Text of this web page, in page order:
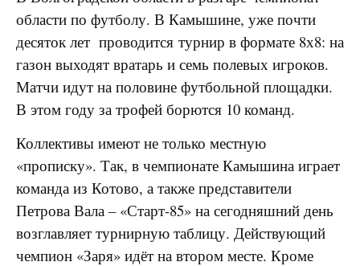
области по футболу. В Камышине, уже почти
десяток лет проводится турнир в формате 8х8: на
газон выходят вратарь и семь полевых игроков.
Матчи идут на половине футбольной площадки.
В этом году за трофей борются 10 команд.
Коллективы имеют не только местную
«прописку». Так, в чемпионате Камышина играет
команда из Котово, а также представители
Петрова Вала – «Старт-85» на сегодняшний день
возглавляет турнирную таблицу. Действующий
чемпион «Заря» идёт на втором месте. Кроме